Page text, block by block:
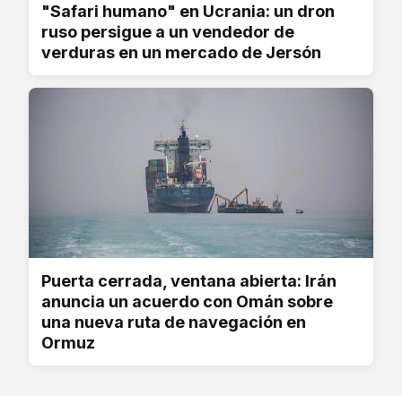
"Safari humano" en Ucrania: un dron
ruso persigue a un vendedor de
verduras en un mercado de Jersón
Puerta cerrada, ventana abierta: Irán
anuncia un acuerdo con Omán sobre
una nueva ruta de navegación en
Ormuz